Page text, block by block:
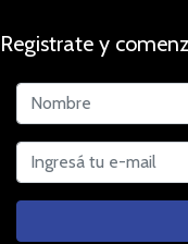
Registrate y